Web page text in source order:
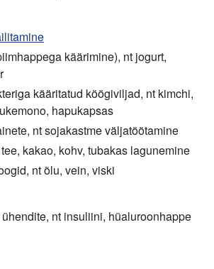
käärimine), nt jogurt,
kääritatud köögiviljad, nt kimchi,
hapukapsas
nt sojakastme väljatöötamine
kakao, kohv, tubakas lagunemine
nt õlu, vein, viski
nt insuliini, hüaluroonhappe